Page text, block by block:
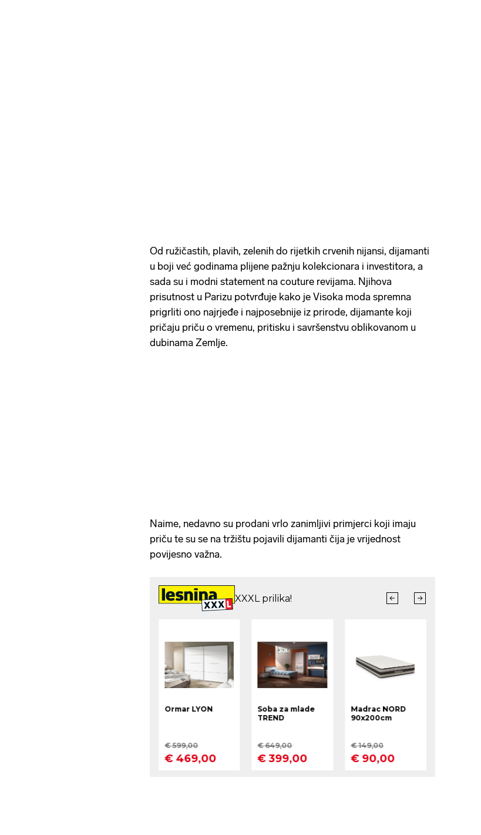
Od ružičastih, plavih, zelenih do rijetkih crvenih nijansi, dijamanti
u boji već godinama plijene pažnju kolekcionara i investitora, a
sada su i modni statement na couture revijama. Njihova
prisutnost u Parizu potvrđuje kako je Visoka moda spremna
prigrliti ono najrjeđe i najposebnije iz prirode, dijamante koji
pričaju priču o vremenu, pritisku i savršenstvu oblikovanom u
dubinama Zemlje.
Naime, nedavno su prodani vrlo zanimljivi primjerci koji imaju
priču te su se na tržištu pojavili dijamanti čija je vrijednost
povijesno važna.